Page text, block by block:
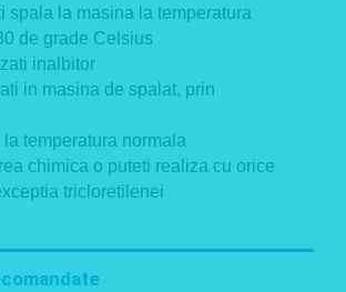
la masina la temperatura
de grade Celsius
inalbitor
in masina de spalat, prin
temperatura normala
chimica o puteti realiza cu orice
tricloretilenei